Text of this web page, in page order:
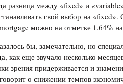
разница между «fixed» и
свой выбор на «fixed».
можно на отметке 1.64%
бы, замечательно, но
как еще звучало несколько
зрения придерживается и
о снижении темпов